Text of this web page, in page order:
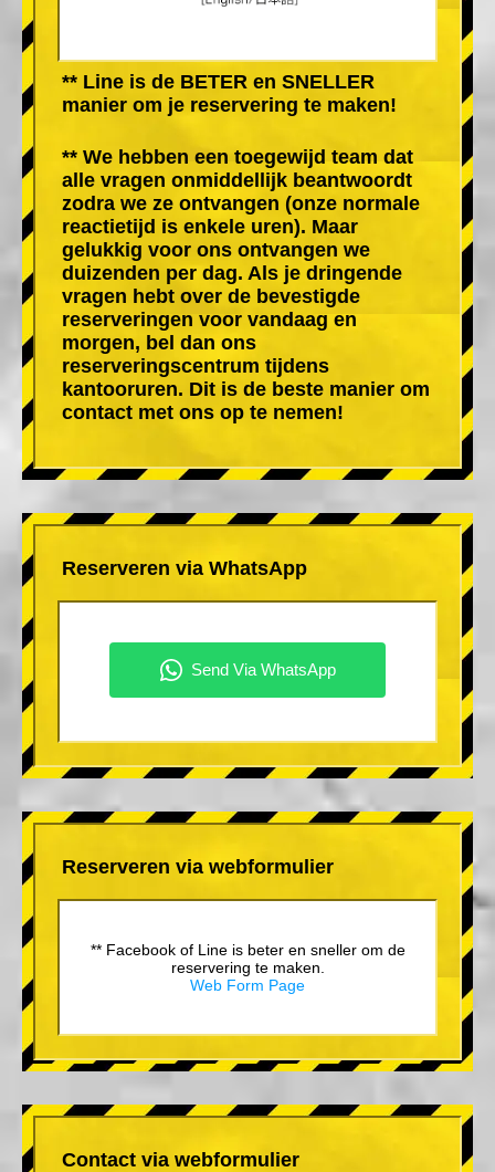
** Line is de BETER en SNELLER
manier om je reservering te maken!
** We hebben een toegewijd team dat
alle vragen onmiddellijk beantwoordt
zodra we ze ontvangen (onze normale
reactietijd is enkele uren). Maar
gelukkig voor ons ontvangen we
duizenden per dag. Als je dringende
vragen hebt over de bevestigde
reserveringen voor vandaag en
morgen, bel dan ons
reserveringscentrum tijdens
kantooruren. Dit is de beste manier om
contact met ons op te nemen!
Reserveren via WhatsApp
Reserveren via webformulier
** Facebook of Line is beter en sneller om de
reservering te maken.
Web Form Page
Contact via webformulier